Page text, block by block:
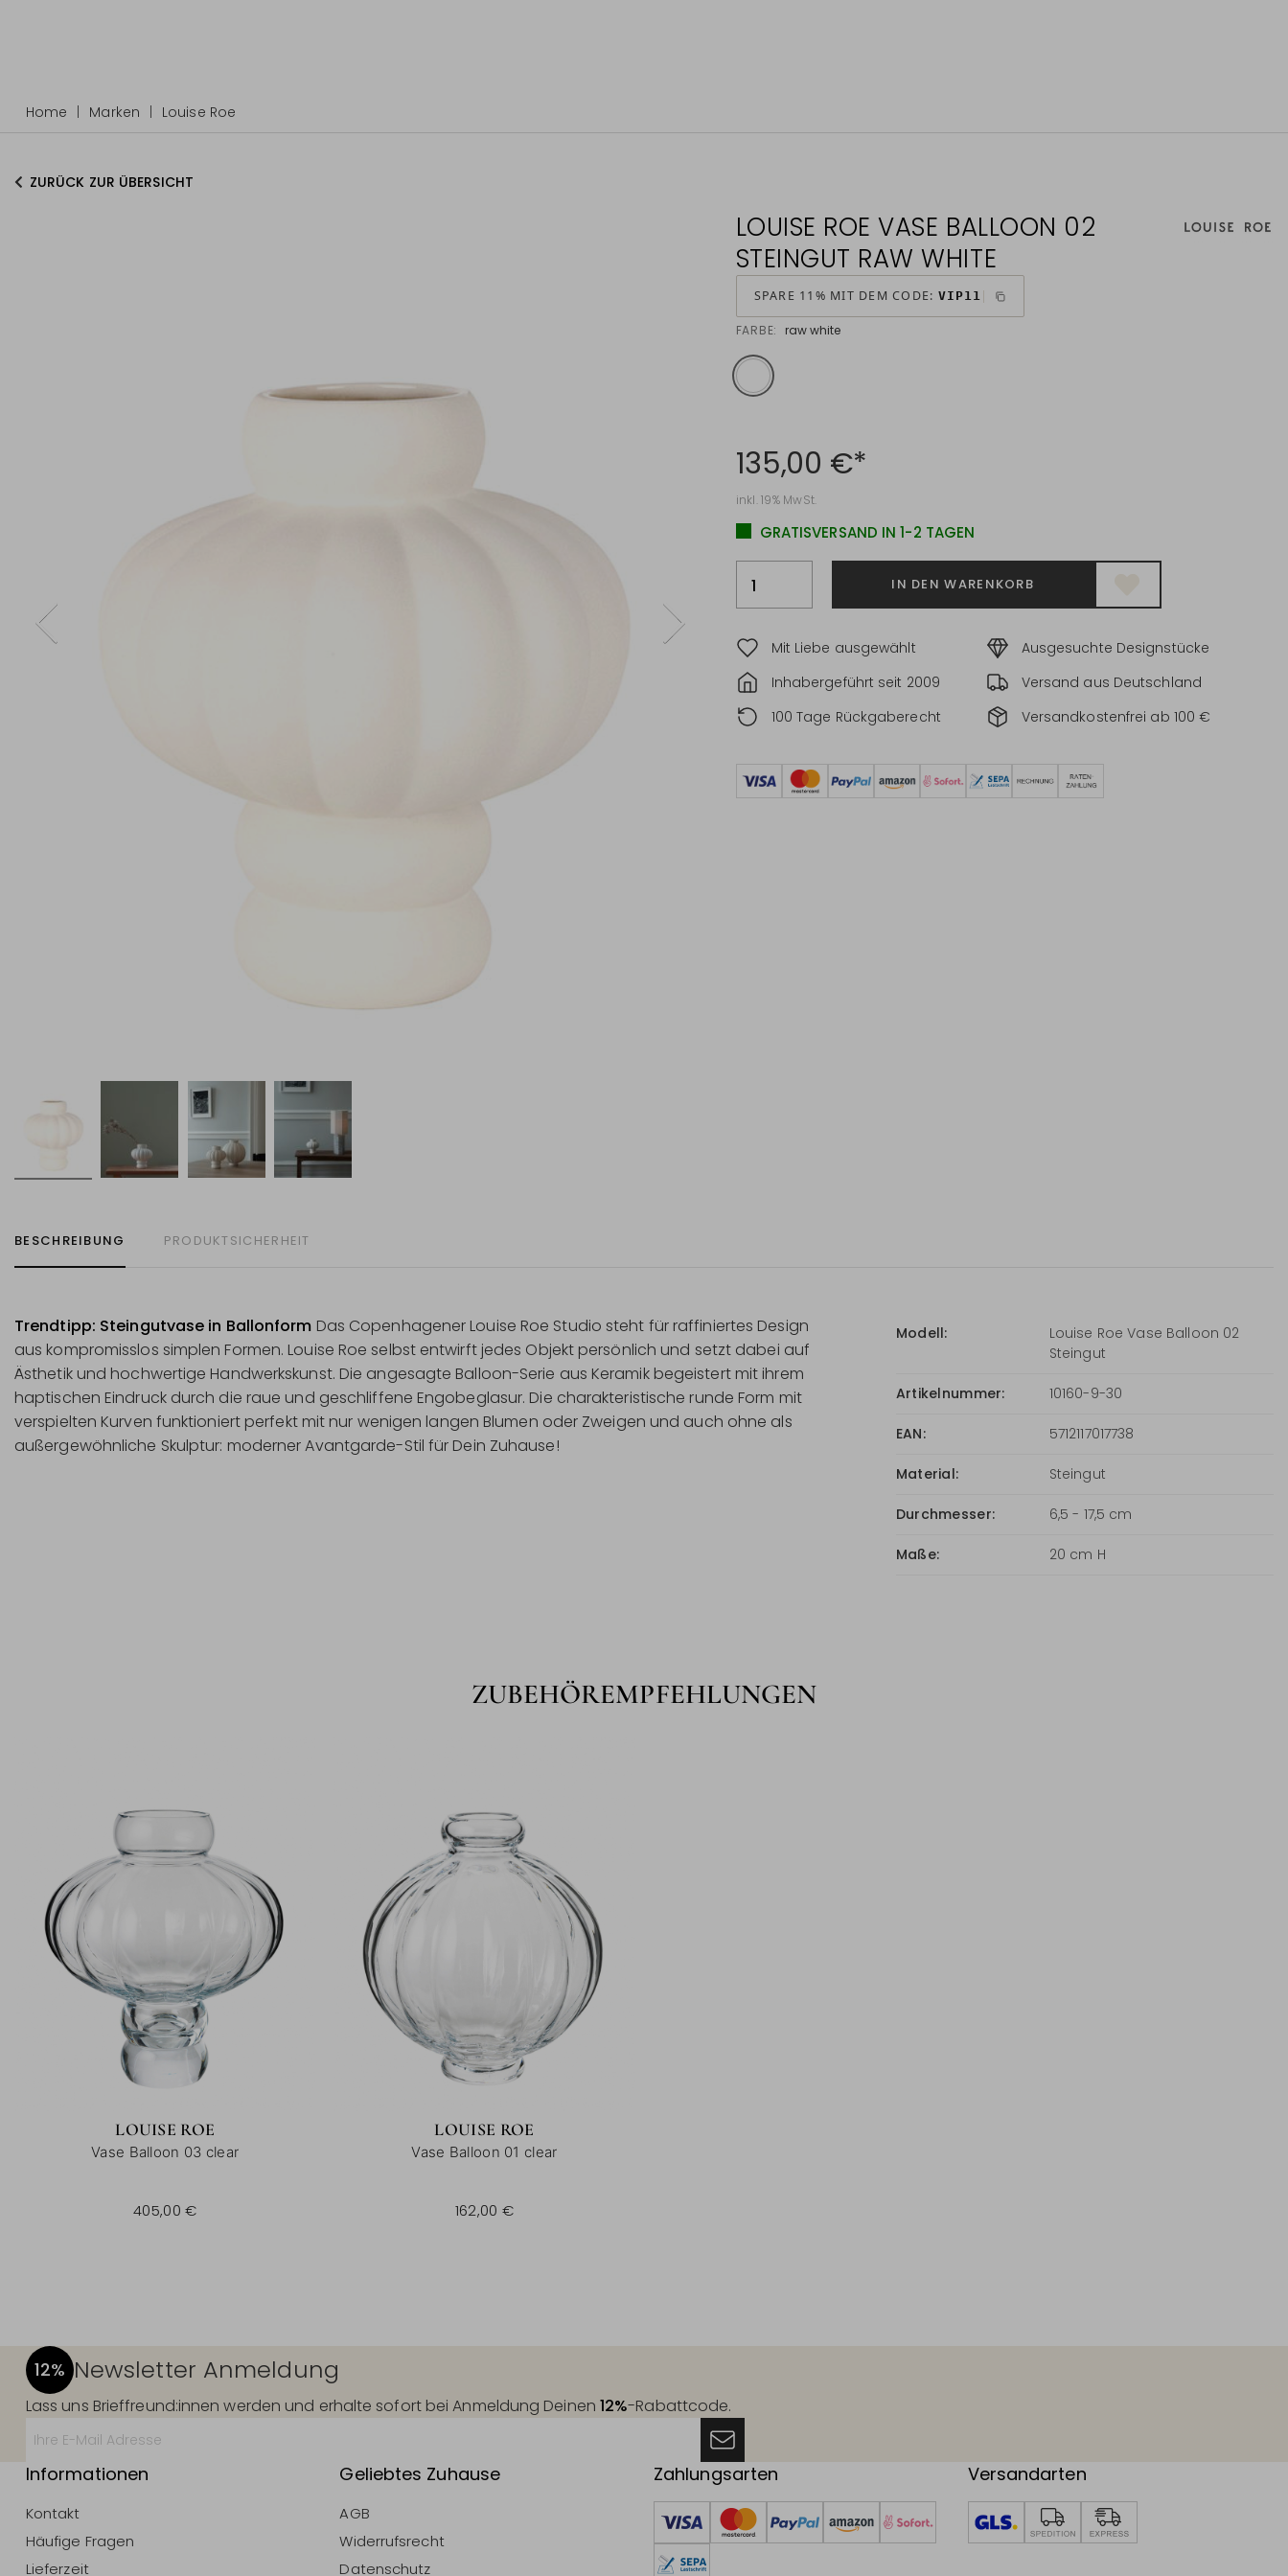
Home Marken Louise Roe
ZURÜCK ZUR ÜBERSICHT
LOUISE ROE VASE BALLOON 02
STEINGUT RAW WHITE
SPARE 11% MIT DEM CODE: VIP11
FARBE: raw white
135,00 €*
inkl. 19% MwSt.
GRATISVERSAND IN 1-2 TAGEN
IN DEN WARENKORB
Mit Liebe ausgewählt
Ausgesuchte Designstücke
Inhabergeführt seit 2009
Versand aus Deutschland
100 Tage Rückgaberecht
Versandkostenfrei ab 100 €
BESCHREIBUNG PRODUKTSICHERHEIT
Trendtipp: Steingutvase in Ballonform Das Copenhagener Louise Roe Studio steht für raffiniertes Design
aus kompromisslos simplen Formen. Louise Roe selbst entwirft jedes Objekt persönlich und setzt dabei auf
Ästhetik und hochwertige Handwerkskunst. Die angesagte Balloon-Serie aus Keramik begeistert mit ihrem
haptischen Eindruck durch die raue und geschliffene Engobeglasur. Die charakteristische runde Form mit
verspielten Kurven funktioniert perfekt mit nur wenigen langen Blumen oder Zweigen und auch ohne als
außergewöhnliche Skulptur: moderner Avantgarde-Stil für Dein Zuhause!
Modell:
Louise Roe Vase Balloon 02
Steingut
Artikelnummer: 10160-9-30
EAN: 5712117017738
Material: Steingut
Durchmesser: 6,5 - 17,5 cm
Maße: 20 cm H
ZUBEHÖREMPFEHLUNGEN
LOUISE ROE
Vase Balloon 03 clear
405,00 €
LOUISE ROE
Vase Balloon 01 clear
162,00 €
12% Newsletter Anmeldung
Lass uns Brieffreund:innen werden und erhalte sofort bei Anmeldung Deinen 12%-Rabattcode.
Informationen
Kontakt
Häufige Fragen
Lieferzeit
Geliebtes Zuhause
AGB
Widerrufsrecht
Datenschutz
Zahlungsarten Versandarten